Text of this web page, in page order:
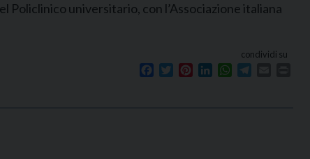
Policlinico universitario, con l’Associazione italiana
condividi su
Facebook
TwitterPinterestLinkedInWhatsApp